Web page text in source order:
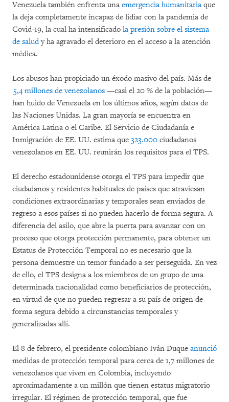
Venezuela también enfrenta una emergencia humanitaria que
la deja completamente incapaz de lidiar con la pandemia de
Covid-19, la cual ha intensificado la presión sobre el sistema
de saludy ha agravado el deterioro en el acceso a la atención
médica.
Los abusos han propiciado un éxodo masivo del país. Más de
5,4 millones de venezolanos —casi el 20 % de la población—
han huido de Venezuela en los últimos años, según datos de
las Naciones Unidas. La gran mayoría se encuentra en
América Latina o el Caribe. El Servicio de Ciudadanía e
Inmigración de EE. UU. estima que 323.000 ciudadanos
venezolanos en EE. UU. reunirán los requisitos para el TPS.
El derecho estadounidense otorga el TPS para impedir que
ciudadanos y residentes habituales de países que atraviesan
condiciones extraordinarias y temporales sean enviados de
regreso a esos países si no pueden hacerlo de forma segura. A
diferencia del asilo, que abre la puerta para avanzar con un
proceso que otorga protección permanente, para obtener un
Estatus de Protección Temporal no es necesario que la
persona demuestre un temor fundado a ser perseguida. En vez
de ello, el TPS designa a los miembros de un grupo de una
determinada nacionalidad como beneficiarios de protección,
en virtud de que no pueden regresar a su país de origen de
forma segura debido a circunstancias temporales y
generalizadas allí.
El 8 de febrero, el presidente colombiano Iván Duque anunció
medidas de protección temporal para cerca de 1,7 millones de
venezolanos que viven en Colombia, incluyendo
aproximadamente a un millón que tienen estatus migratorio
irregular. El régimen de protección temporal, que fue